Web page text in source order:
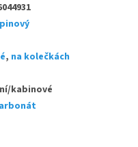
, na kolečkách
kabinové